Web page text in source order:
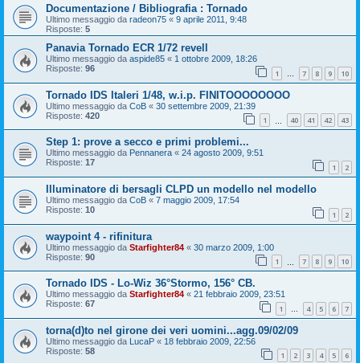
Documentazione / Bibliografia : Tornado
Ultimo messaggio da radeon75 « 9 aprile 2011, 9:48
Risposte: 5
Panavia Tornado ECR 1/72 revell
Ultimo messaggio da aspide85 « 1 ottobre 2009, 18:26
Risposte: 96 1 … 7 8 9 10
Tornado IDS Italeri 1/48, w.i.p. FINITOOOOOOOO
Ultimo messaggio da CoB « 30 settembre 2009, 21:39
Risposte: 420 1 40 41 42 43
Step 1: prove a secco e primi problemi...
Ultimo messaggio da Pennanera « 24 agosto 2009, 9:51
Risposte: 17 1 2
Illuminatore di bersagli CLPD un modello nel modello
Ultimo messaggio da CoB « 7 maggio 2009, 17:54
Risposte: 10 1 2
waypoint 4 - rifinitura
Ultimo messaggio da Starfighter84 « 30 marzo 2009, 1:00
Risposte: 90 1 7 8 9 10
Tornado IDS - Lo-Wiz 36°Stormo, 156° CB.
Ultimo messaggio da Starfighter84 « 21 febbraio 2009, 23:51
Risposte: 67 1 … 4 5 6 7
torna(d)to nel girone dei veri uomini...agg.09/02/09
Ultimo messaggio da LucaP « 18 febbraio 2009, 22:56
Risposte: 58 1 2 3 4 5 6